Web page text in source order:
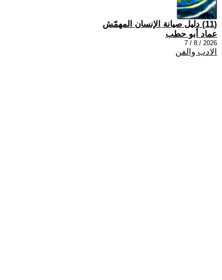
(11) دليل صيانة الإنسان المهمّش
عماد أبو حطب
2026 / 8 / 7
الادب والفن